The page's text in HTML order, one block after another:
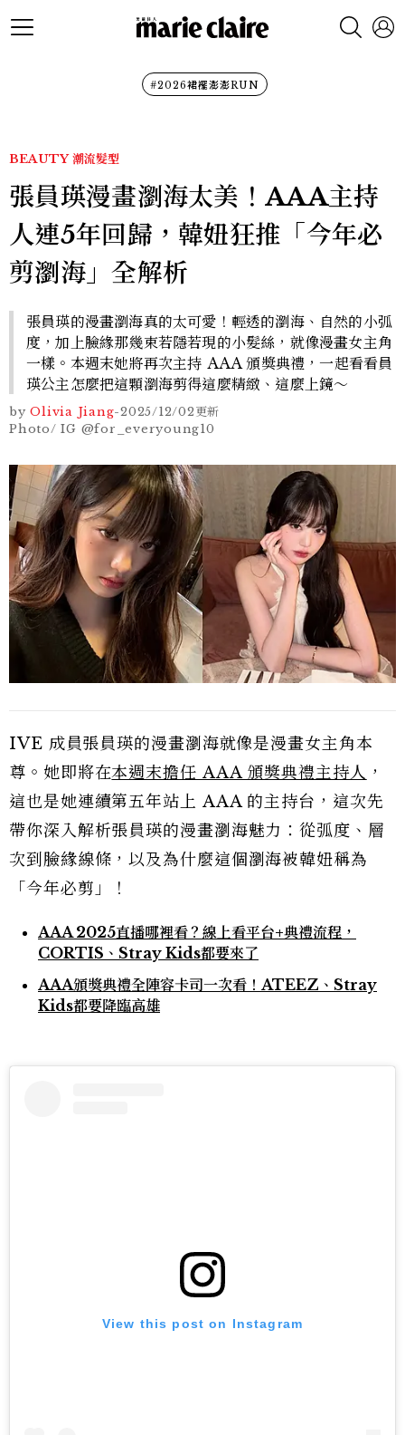
#2026裙襬澎澎RUN
BEAUTY 潮流髮型
張員瑛漫畫瀏海太美！AAA主持
人連5年回歸，韓妞狂推「今年必
剪瀏海」全解析
張員瑛的漫畫瀏海真的太可愛！輕透的瀏海、自然的小弧
度，加上臉緣那幾束若隱若現的小髮絲，就像漫畫女主角
一樣。本週末她將再次主持 AAA 頒獎典禮，一起看看員
瑛公主怎麼把這顆瀏海剪得這麼精緻、這麼上鏡～
by Olivia Jiang-2025/12/02更新
Photo/ IG @for_everyoung10
IVE 成員張員瑛的漫畫瀏海就像是漫畫女主角本
尊。她即將在本週末擔任 AAA 頒獎典禮主持人 ，
這也是她連續第五年站上 AAA 的主持台，這次先
帶你深入解析張員瑛的漫畫瀏海魅力：從弧度、層
次到臉緣線條，以及為什麼這個瀏海被韓妞稱為
「今年必剪」！
AAA 2025直播哪裡看？線上看平台+典禮流程，
CORTIS、Stray Kids都要來了
AAA頒獎典禮全陣容卡司一次看！ATEEZ、Stray
Kids都要降臨高雄
View this post on Instagram